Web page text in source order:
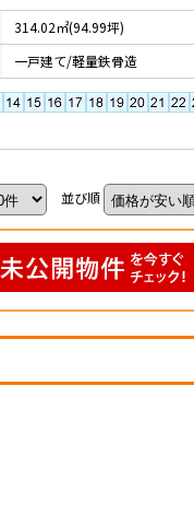
314.02㎡(94.99坪)
一戸建て/軽量鉄骨造
並び順